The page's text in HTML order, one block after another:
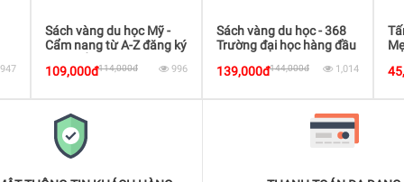
996
Sách vàng du học - 368
Trường đại học hàng đầu
139,000đ144,000đ 1,014
Tấm lòng bao dung của
Mẹ
45,000đ50,000đ 1,366